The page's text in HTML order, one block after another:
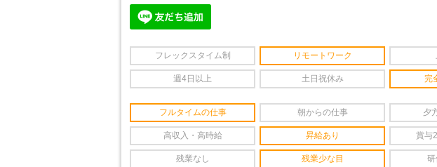
フレックスタイム制 リモートワーク
週4日以上 土日祝休み 完
フルタイムの仕事 朝からの仕事 夕
高収入・高時給 昇給あり 賞与
残業なし 残業少な目 研